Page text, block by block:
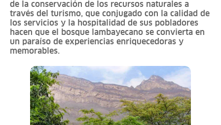
de la conservación de los recursos naturales a
través del turismo, que conjugado con la calidad de
los servicios y la hospitalidad de sus pobladores
hacen que el bosque lambayecano se convierta en
un paraíso de experiencias enriquecedoras y
memorables.